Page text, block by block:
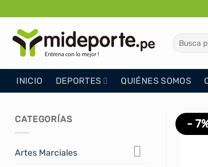
al
contenido
Buscar
por:
INICIO DEPORTES QUIÉNES SOMOS
CATEGORÍAS
Artes Marciales
-